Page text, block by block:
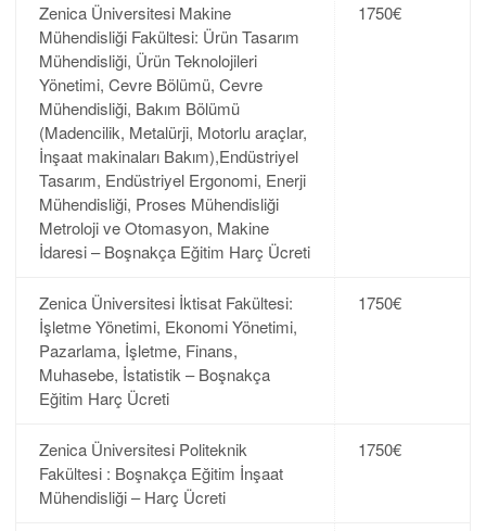
Zenica Üniversitesi Makine
Mühendisliği Fakültesi: Ürün Tasarım
Mühendisliği, Ürün Teknolojileri
Yönetimi, Cevre Bölümü, Cevre
Mühendisliği, Bakım Bölümü
(Madencilik, Metalürji, Motorlu araçlar,
İnşaat makinaları Bakım),Endüstriyel
Tasarım, Endüstriyel Ergonomi, Enerji
Mühendisliği, Proses Mühendisliği
Metroloji ve Otomasyon, Makine
İdaresi – Boşnakça Eğitim Harç Ücreti
1750€
Zenica Üniversitesi İktisat Fakültesi:
İşletme Yönetimi, Ekonomi Yönetimi,
Pazarlama, İşletme, Finans,
Muhasebe, İstatistik – Boşnakça
Eğitim Harç Ücreti
1750€
Zenica Üniversitesi Politeknik
Fakültesi : Boşnakça Eğitim İnşaat
Mühendisliği – Harç Ücreti
1750€